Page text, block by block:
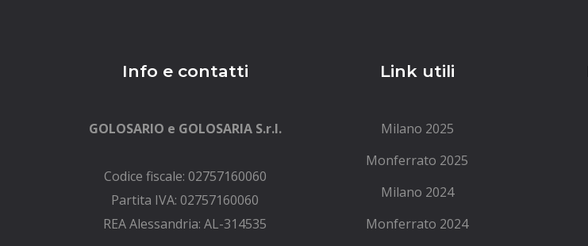
Info e contatti
GOLOSARIO e GOLOSARIA S.r.l.
Codice fiscale: 02757160060
Partita IVA: 02757160060
REA Alessandria: AL-314535
Link utili
Milano 2025
Monferrato 2025
Milano 2024
Monferrato 2024